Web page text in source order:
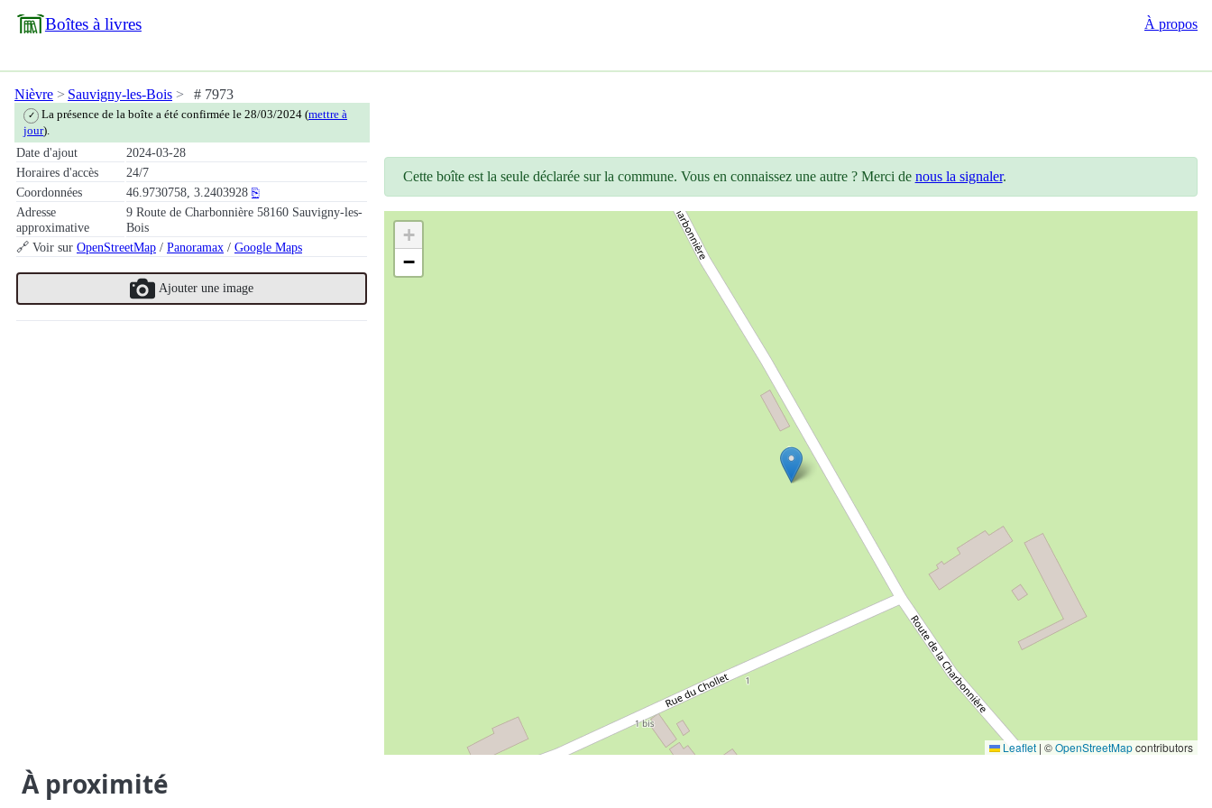
Boîtes à livres À propos
Nièvre Sauvigny-les-Bois # 7973
✓ La présence de la boîte a été confirmée le 28/03/2024 (mettre à
jour).
Date d'ajout
2024-03-28
Horaires d'accès
24/7
Coordonnées
46.9730758, 3.2403928 ⎘
Adresse
approximative
9 Route de Charbonnière 58160 Sauvigny-les-
Bois
🔗 Voir sur OpenStreetMap / Panoramax / Google Maps
Ajouter une image
Cette boîte est la seule déclarée sur la commune. Vous en connaissez une autre ? Merci de nous la signaler.
+
−
Leaflet | ©OpenStreetMapcontributors
À proximité